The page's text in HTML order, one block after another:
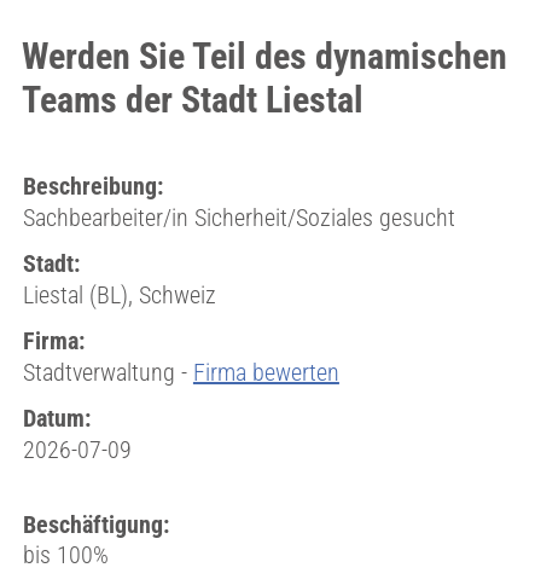
Werden Sie Teil des dynamischen
Teams der Stadt Liestal
Beschreibung:
Sachbearbeiter/in Sicherheit/Soziales gesucht
Stadt:
Liestal (BL), Schweiz
Firma:
Stadtverwaltung - Firma bewerten
Datum:
2026-07-09
Beschäftigung:
bis 100%